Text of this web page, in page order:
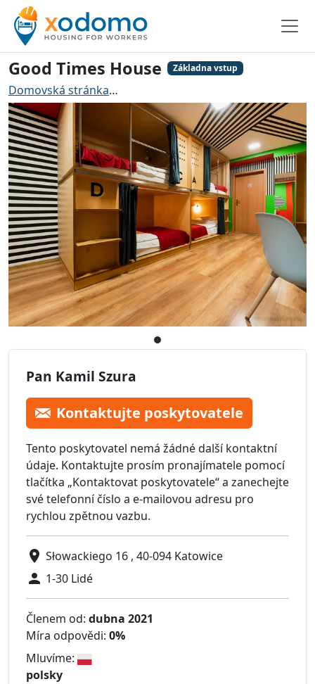
Good Times House Základna vstup
Domovská stránka
Pan Kamil Szura
Kontaktujte poskytovatele
Tento poskytovatel nemá žádné další kontaktní
údaje. Kontaktujte prosím pronajímatele pomocí
tlačítka „Kontaktovat poskytovatele“ a zanechejte
své telefonní číslo a e-mailovou adresu pro
rychlou zpětnou vazbu.
Słowackiego 16 , 40-094 Katowice
1-30 Lidé
Členem od: dubna 2021
Míra odpovědi: 0%
Mluvíme:
polsky